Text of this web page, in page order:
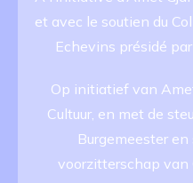
et avec le soutien du
Echevins présidé
Op initiatief van
Cultuur, en met de
Burgemeester
voorzitterschap van